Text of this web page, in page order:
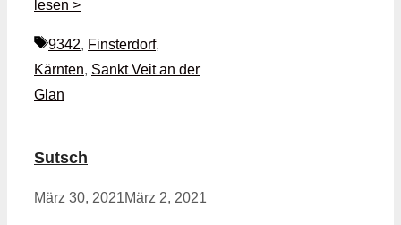
lesen >
Schlagwörter
9342, Finsterdorf,
Kärnten, Sankt Veit an der
Glan
Sutsch
März 30, 2021März 2, 2021